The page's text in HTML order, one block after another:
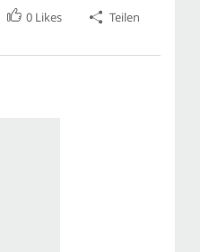
0 Likes Teilen